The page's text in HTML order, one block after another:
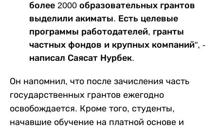
более 2000 образовательных грантов
выделили акиматы. Есть целевые
программы работодателей, гранты
частных фондов и крупных компаний", -
написал Саясат Нурбек.
Он напомнил, что после зачисления часть
государственных грантов ежегодно
освобождается. Кроме того, студенты,
начавшие обучение на платной основе и